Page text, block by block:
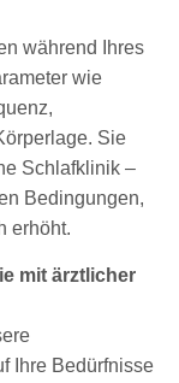
während Ihres
wie
Sie
Schlafklinik –
Bedingungen,
erhöht.
mit ärztlicher
Ihre Bedürfnisse